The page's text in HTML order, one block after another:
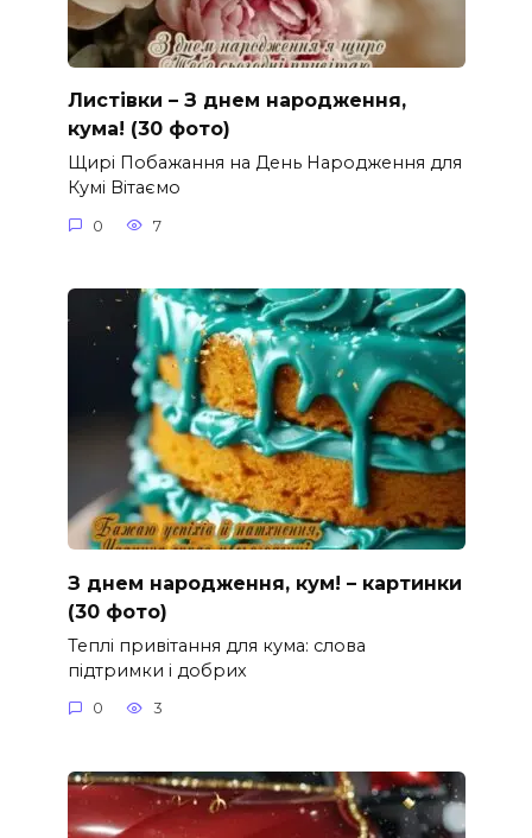
Листівки – З днем народження,
кума! (30 фото)
Щирі Побажання на День Народження для
Кумі Вітаємо
0 7
З днем народження, кум! – картинки
(30 фото)
Теплі привітання для кума: слова
підтримки і добрих
0 3